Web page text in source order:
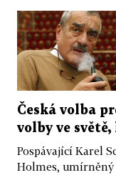
Česká volba
volby ve
Pospávající Karel
Holmes,